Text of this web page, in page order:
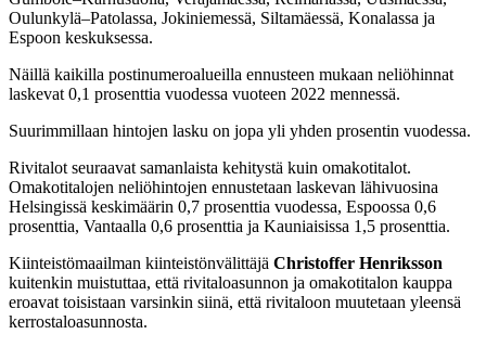
Oulunkylä–Patolassa, Jokiniemessä, Siltamäessä, Konalassa ja
Espoon keskuksessa.
Näillä kaikilla postinumeroalueilla ennusteen mukaan neliöhinnat
laskevat 0,1 prosenttia vuodessa vuoteen 2022 mennessä.
Suurimmillaan hintojen lasku on jopa yli yhden prosentin vuodessa.
Rivitalot seuraavat samanlaista kehitystä kuin omakotitalot.
Omakotitalojen neliöhintojen ennustetaan laskevan lähivuosina
Helsingissä keskimäärin 0,7 prosenttia vuodessa, Espoossa 0,6
prosenttia, Vantaalla 0,6 prosenttia ja Kauniaisissa 1,5 prosenttia.
Kiinteistömaailman kiinteistönvälittäjä Christoffer Henriksson
kuitenkin muistuttaa, että rivitaloasunnon ja omakotitalon kauppa
eroavat toisistaan varsinkin siinä, että rivitaloon muutetaan yleensä
kerrostaloasunnosta.